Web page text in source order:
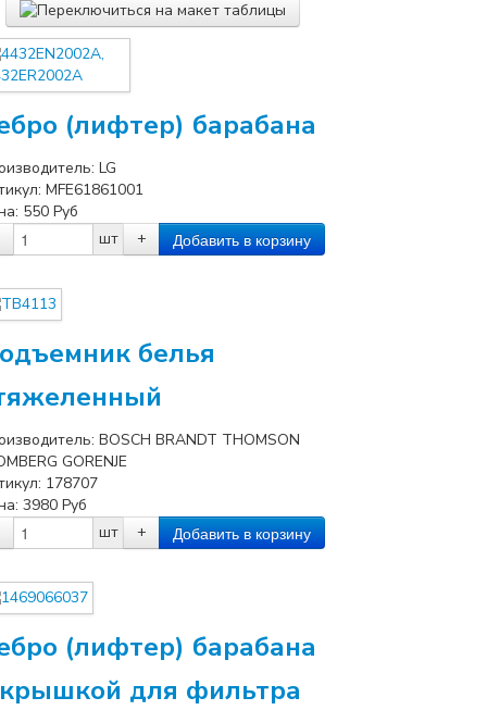
(лифтер) барабана
LG
MFE61861001
550 Руб
шт
+
белья
BOSCH BRANDT THOMSON
GORENJE
178707
3980 Руб
шт
+
(лифтер) барабана
для фильтра